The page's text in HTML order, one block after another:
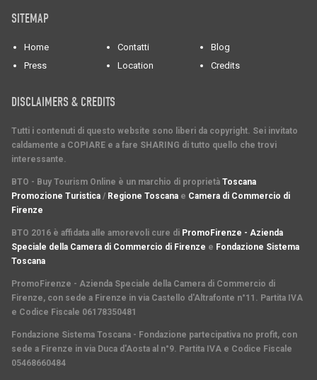
SITEMAP
Home Contatti
Blog
Press
Location Credits
DISCLAIMERS & CREDITS
Tutti i contenuti di questo website sono liberi da copyright. Sei invitato
caldamente a COPIARE e a fare SHARING di tutto quello che trovi
interessante.
BTO - Buy Tourism Online è un marchio di proprietà Toscana
Promozione Turistica / Regione Toscana e Camera di Commercio di
Firenze
BTO 2016 è affidata alle amorevoli cure di PromoFirenze - Azienda
Speciale della Camera di Commercio di Firenze e Fondazione Sistema
Toscana
PromoFirenze - Azienda Speciale della Camera di Commercio di
Firenze, con sede a Firenze in via Castello d'Altrafonte n°11. Partita IVA
e Codice Fiscale 06178350481
Fondazione Sistema Toscana - Fondazione partecipativa no profit, con
sede a Firenze in via Duca d'Aosta al n°9. Partita IVA e Codice Fiscale
05468660484